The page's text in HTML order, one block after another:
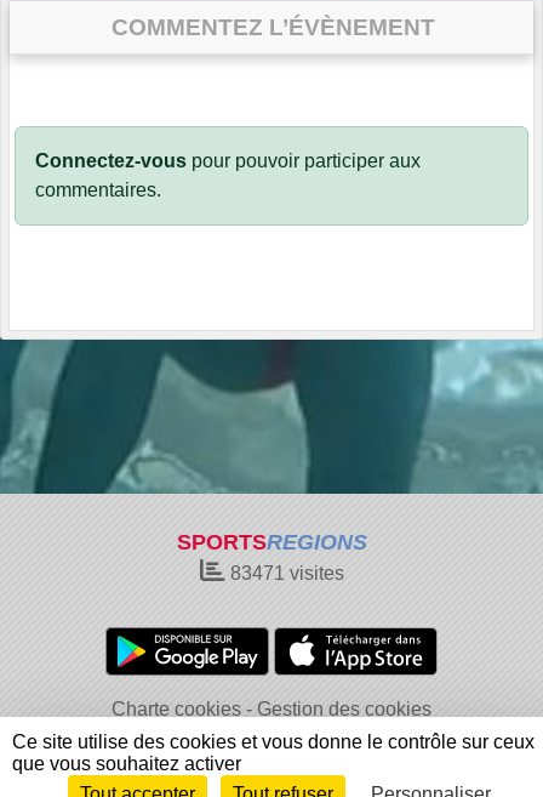
COMMENTEZ L’ÉVÈNEMENT
Connectez-vous pour pouvoir participer aux
commentaires.
SPORTSREGIONS
83471 visites
Charte cookies
Gestion des cookies
Informations légales
Signaler un contenu inapproprié
Ce site utilise des cookies et vous donne le contrôle sur ceux
que vous souhaitez activer